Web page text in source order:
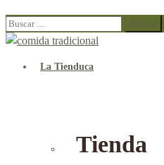
Buscar:
La Tienduca
Tienda